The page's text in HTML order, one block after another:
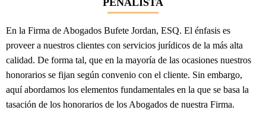
PENALISTA
En la Firma de Abogados Bufete Jordan, ESQ. El énfasis es
proveer a nuestros clientes con servicios jurídicos de la más alta
calidad. De forma tal, que en la mayoría de las ocasiones nuestros
honorarios se fijan según convenio con el cliente. Sin embargo,
aquí abordamos los elementos fundamentales en la que se basa la
tasación de los honorarios de los Abogados de nuestra Firma.